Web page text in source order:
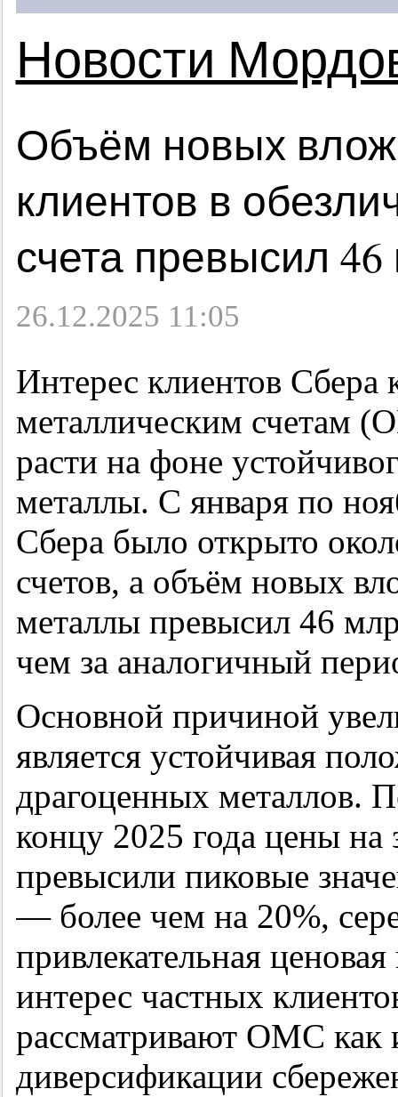
Новости
Объём новых
клиентов в
счета превысил
26.12.2025 11:05
Интерес клиентов Сбера
металлическим счетам
расти на фоне
металлы. С января по
Сбера было открыто
счетов, а объём новых
металлы превысил 46
чем за аналогичный
Основной причиной
является устойчивая
драгоценных металлов.
концу 2025 года цены на
превысили пиковые
— более чем на 20%,
привлекательная
интерес частных
рассматривают ОМС как
диверсификации